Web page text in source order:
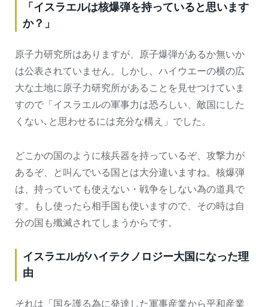
「イスラエルは核爆弾を持っていると思います
か？」
原子力研究所はありますが、原子爆弾があるか無いか
は公表されていません。しかし、ハイウエーの横の広
大な土地に原子力研究所があることを見せつけていま
すので「イスラエルの軍事力は恐ろしい、敵国にした
くない､と思わせるには充分な構え」でした。
どこかの国のように核兵器を持っているぞ、攻撃力が
あるぞ、と叫んでいる国とは大分違いますね。核爆弾
は、持っていても使えない・戦争をしない為の道具で
す。もし使ったら相手国も使いますので、その時は自
分の国も殲滅されてしまうからです。
イスラエルがハイテクノロジー大国になった理
由
それは「国を護る為に発達した軍事産業から平和産業